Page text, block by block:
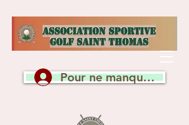
Pour ne manquer